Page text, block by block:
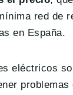
red de
en España.
eléctricos
problemas